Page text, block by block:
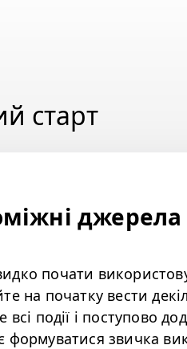
старт
джерела
почати
на початку вести
всі події і поступово
формуватися звичка